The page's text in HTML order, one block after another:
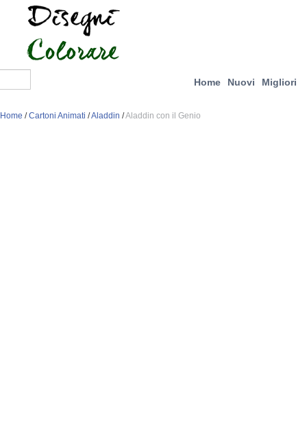
Home Nuovi Migliori
Home /Cartoni Animati /Aladdin /Aladdin con il Genio